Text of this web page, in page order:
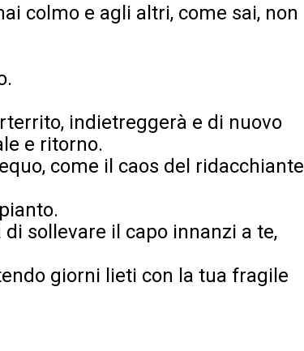
colmo e agli altri, come sai, non
indietreggerà e di nuovo
e ritorno.
come il caos del ridacchiante
sollevare il capo innanzi a te,
giorni lieti con la tua fragile